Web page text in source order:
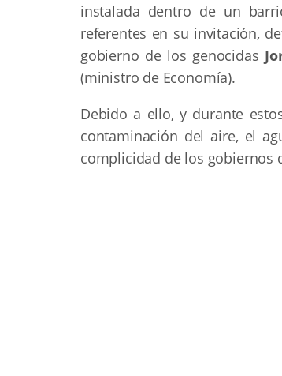
instalada dentro de un
referentes en su invitación,
gobierno de los genocidas
(ministro de Economía).
Debido a ello, y durante
contaminación del aire, el
complicidad de los gobiernos